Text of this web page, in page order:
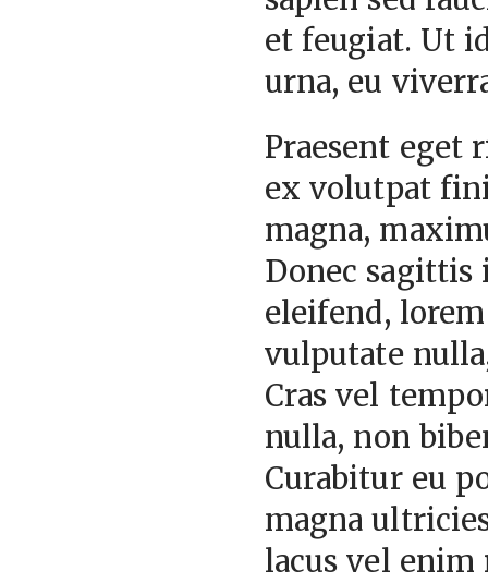
et feugiat. Ut
urna, eu
Praesent eget
ex volutpat
magna,
Donec sagittis
eleifend,
vulputate
Cras vel
nulla, non
Curabitur eu
magna
lacus vel